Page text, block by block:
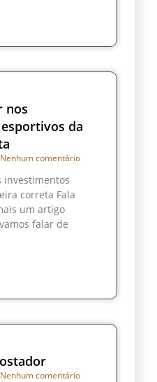
nos
da
comentário
investimentos
correta Fala
um artigo
falar de
comentário